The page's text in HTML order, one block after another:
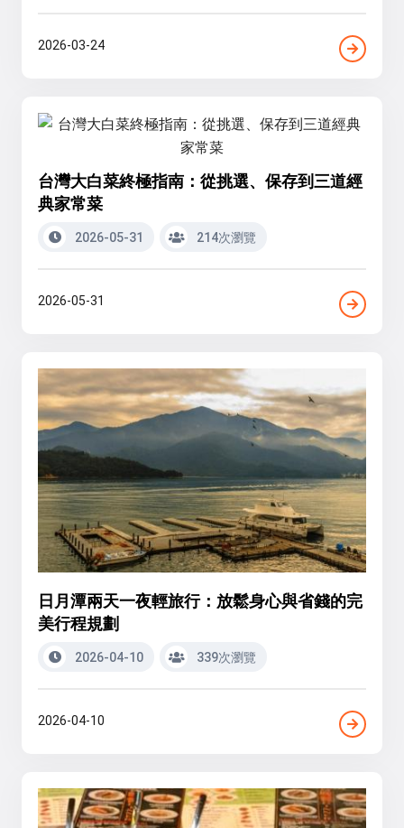
2026-03-24
台灣大白菜終極指南：從挑選、保存到三道經
典家常菜
2026-05-31 214次瀏覽
2026-05-31
日月潭兩天一夜輕旅行：放鬆身心與省錢的完
美行程規劃
2026-04-10 339次瀏覽
2026-04-10